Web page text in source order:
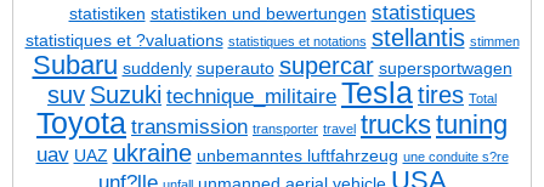
statistiken statistiken und bewertungen statistiques
statistiques et ?valuations statistiques et notations stellantis stimmen
Subaru suddenly superauto supercar supersportwagen
suv Suzuki technique_militaire Teslatires Total
Toyota transmission transporter travel truckstuning
uav UAZ ukraine unbemanntes luftfahrzeug une conduite s?re
USA